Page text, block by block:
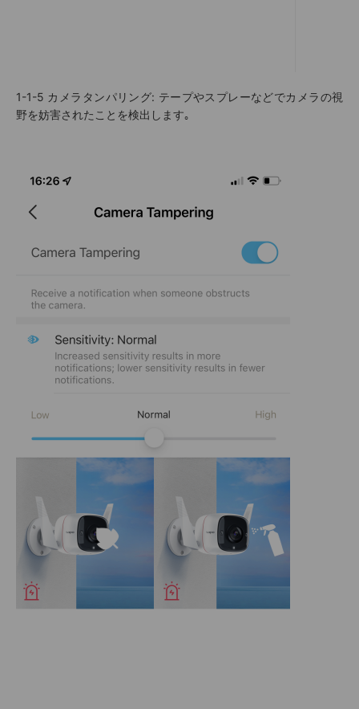
1-1-5 カメラタンパリング: テープやスプレーなどでカメラの視
野を妨害されたことを検出します｡